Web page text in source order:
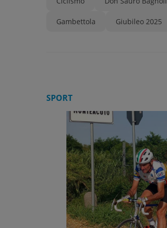
Gambettola Giubileo 2025
SPORT